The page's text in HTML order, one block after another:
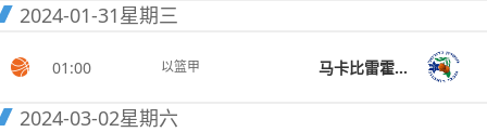
2024-01-31星期三
01:00 以篮甲 马卡比雷霍沃特
2024-03-02星期六